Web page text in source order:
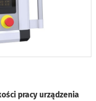
pracy urządzenia